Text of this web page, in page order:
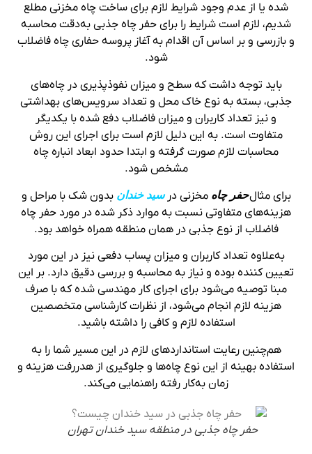
شده یا از عدم وجود شرایط لازم برای ساخت چاه مخزنی مطلع
شدیم، لازم است شرایط را برای حفر چاه جذبی به‌دقت محاسبه
و بازرسی و بر اساس آن اقدام به آغاز پروسه حفاری چاه فاضلاب
شود.
باید توجه داشت که سطح و میزان نفوذپذیری در چاه‌های
جذبی، بسته به نوع خاک محل و تعداد سرویس‌های بهداشتی
و نیز تعداد کاربران و میزان فاضلاب دفع شده با یکدیگر
متفاوت است. به این دلیل لازم است برای اجرای این روش
محاسبات لازم صورت گرفته و ابتدا حدود ابعاد انباره چاه
مشخص شود.
برای مثالحفر چاه مخزنی درسید خندان بدون شک با مراحل و
هزینه‌های متفاوتی نسبت به موارد ذکر شده در مورد حفر چاه
فاضلاب از نوع جذبی در همان منطقه همراه خواهد بود.
به‌علاوه تعداد کاربران و میزان پساب دفعی نیز در این مورد
تعیین کننده بوده و نیاز به محاسبه و بررسی دقیق دارد. بر این
مبنا توصیه می‌شود برای اجرای کار مهندسی شده که با صرف
هزینه لازم انجام می‌شود، از نظرات کارشناسی متخصصین
استفاده لازم و کافی را داشته باشید.
هم‌چنین رعایت استانداردهای لازم در این مسیر شما را به
استفاده بهینه از این نوع چاه‌ها و جلوگیری از هدررفت هزینه و
زمان به‌کار رفته راهنمایی می‌کند.
حفر چاه جذبی در منطقه سید خندان تهران